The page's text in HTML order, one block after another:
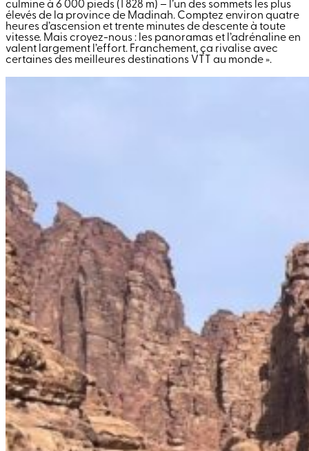
culmine à 6 000 pieds (1 828 m) – l’un des sommets les plus
élevés de la province de Madinah. Comptez environ quatre
heures d’ascension et trente minutes de descente à toute
vitesse. Mais croyez-nous : les panoramas et l’adrénaline en
valent largement l’effort. Franchement, ça rivalise avec
certaines des meilleures destinations VTT au monde ».